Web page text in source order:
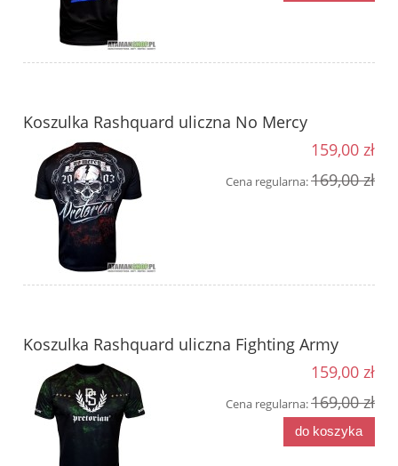
Koszulka Rashquard uliczna No Mercy
159,00 zł
Cena regularna:169,00 zł
Koszulka Rashquard uliczna Fighting Army
159,00 zł
Cena regularna:169,00 zł
do koszyka